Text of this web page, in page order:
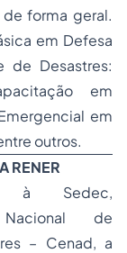
forma geral.
em Defesa
de Desastres:
em
em
outros.
RENER
à Sedec,
de
– Cenad, a